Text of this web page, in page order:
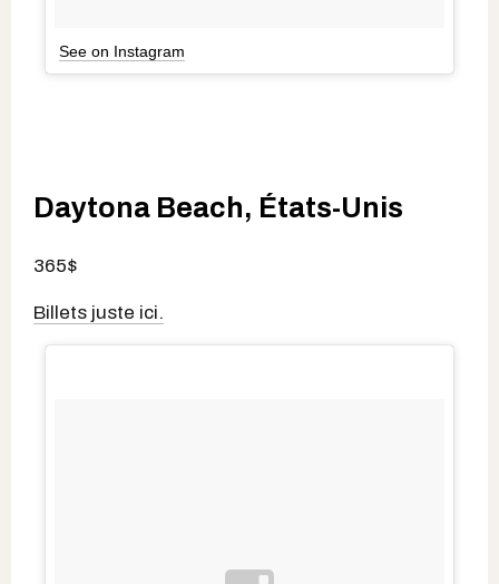
See on Instagram
Daytona Beach, États-Unis
365$
Billets juste ici.